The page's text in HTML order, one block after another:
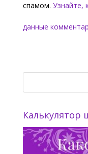
спамом. Узнайте,
данные
Калькулятор